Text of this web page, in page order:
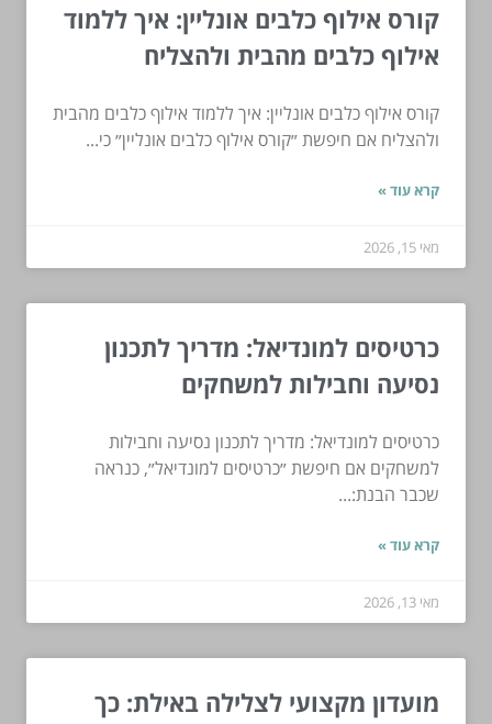
קורס אילוף כלבים אונליין: איך ללמוד
אילוף כלבים מהבית ולהצליח
קורס אילוף כלבים אונליין: איך ללמוד אילוף כלבים מהבית
ולהצליח אם חיפשת ״קורס אילוף כלבים אונליין״ כי...
קרא עוד »
מאי 15, 2026
כרטיסים למונדיאל: מדריך לתכנון
נסיעה וחבילות למשחקים
כרטיסים למונדיאל: מדריך לתכנון נסיעה וחבילות
למשחקים אם חיפשת ״כרטיסים למונדיאל״, כנראה
שכבר הבנת:...
קרא עוד »
מאי 13, 2026
מועדון מקצועי לצלילה באילת: כך